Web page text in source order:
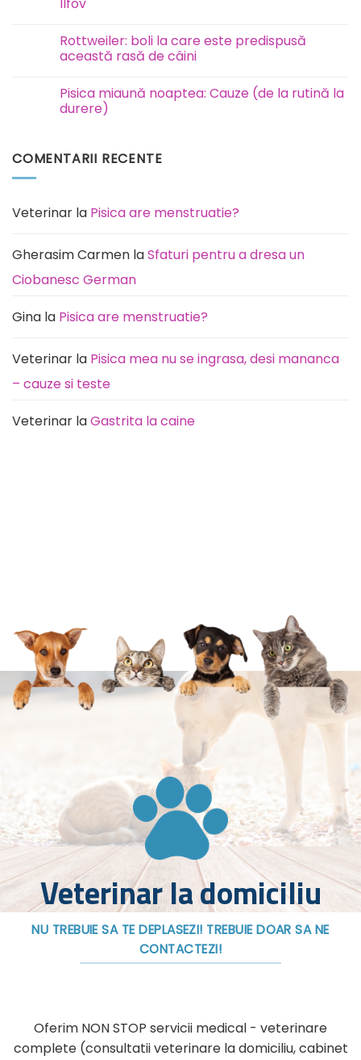
câini
la
Eutanasiere
și
București
Ilfov
Rottweiler: boli la care este predispusă
această rasă de câini
la
Rottweiler:
boli
predispusă
Pisica miaună noaptea: Cauze (de la rutină la
durere)
Pisica
la
rutină
COMENTARII RECENTE
Veterinar la Pisica are menstruatie?
Gherasim Carmen laSfaturi pentru a dresa un
Ciobanesc German
Gina la Pisica are menstruatie?
Veterinar la Pisica mea nu se ingrasa, desi mananca
– cauze si teste
Veterinar laGastrita la caine
Veterinar la domiciliu
NU TREBUIE SA TE DEPLASEZI! TREBUIE DOAR SA NE
CONTACTEZI!
Oferim NON STOP servicii medical - veterinare
complete (consultatii veterinare la domiciliu, cabinet